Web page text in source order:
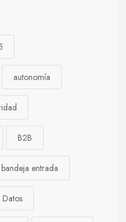
autonomía
B2B
bandeja entrada
Datos